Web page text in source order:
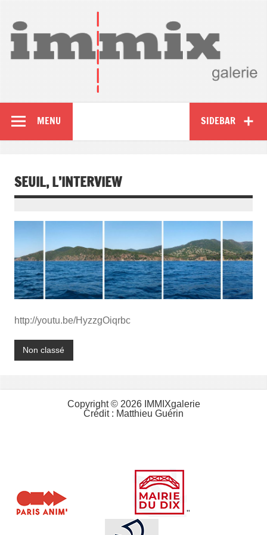
SIDEBAR
MENU
SEUIL, L’INTERVIEW
http://youtu.be/HyzzgOiqrbc
Non classé
Copyright © 2026 IMMIXgalerie
Crédit : Matthieu Guérin
"